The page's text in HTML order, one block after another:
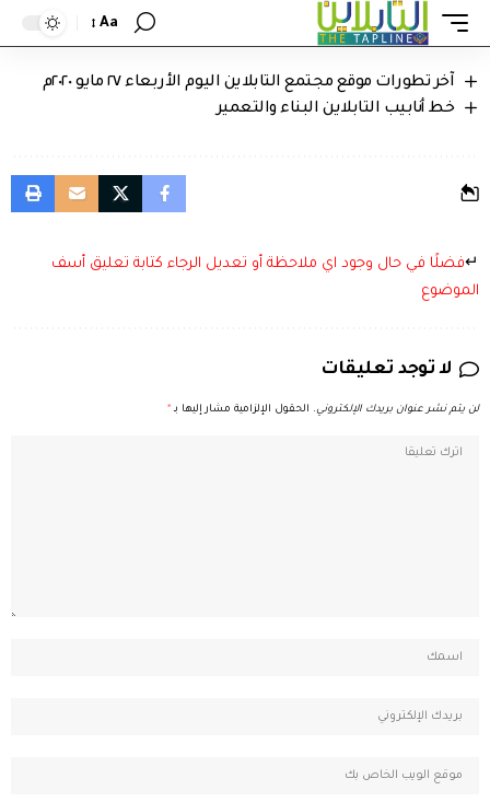
Aa
معلما ثم مديرا للمتوسطة والثانوية ثم مشرفا في تعليم الحدود الشمالية
آخر تطورات موقع مجتمع التابلاين اليوم الأربعاء ٢٧ مايو ٢٠٢٠م
خط أنابيب التابلاين البناء والتعمير
↵فضلًا في حال وجود اي ملاحظة أو تعديل الرجاء كتابة تعليق أسف
الموضوع
لا توجد تعليقات
لن يتم نشر عنوان بريدك الإلكتروني. الحقول الإلزامية مشار إليها بـ *